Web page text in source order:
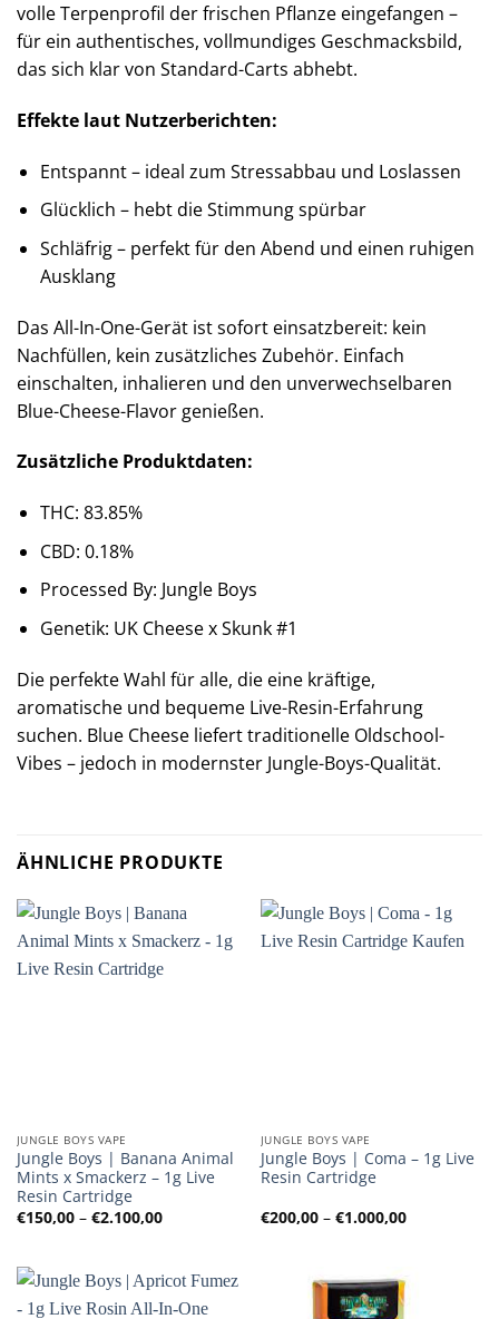
volle Terpenprofil der frischen Pflanze eingefangen –
für ein authentisches, vollmundiges Geschmacksbild,
das sich klar von Standard-Carts abhebt.
Effekte laut Nutzerberichten:
Entspannt – ideal zum Stressabbau und Loslassen
Glücklich – hebt die Stimmung spürbar
Schläfrig – perfekt für den Abend und einen ruhigen
Ausklang
Das All-In-One-Gerät ist sofort einsatzbereit: kein
Nachfüllen, kein zusätzliches Zubehör. Einfach
einschalten, inhalieren und den unverwechselbaren
Blue-Cheese-Flavor genießen.
Zusätzliche Produktdaten:
THC: 83.85%
CBD: 0.18%
Processed By: Jungle Boys
Genetik: UK Cheese x Skunk #1
Die perfekte Wahl für alle, die eine kräftige,
aromatische und bequeme Live-Resin-Erfahrung
suchen. Blue Cheese liefert traditionelle Oldschool-
Vibes – jedoch in modernster Jungle-Boys-Qualität.
ÄHNLICHE PRODUKTE
JUNGLE BOYS VAPE
Jungle Boys | Banana Animal
Mints x Smackerz – 1g Live
Resin Cartridge
€150,00 – €2.100,00Preisspanne:
€150,00
JUNGLE BOYS VAPE
Jungle Boys | Coma – 1g Live
Resin Cartridge
€200,00 – €1.000,00
€200,00